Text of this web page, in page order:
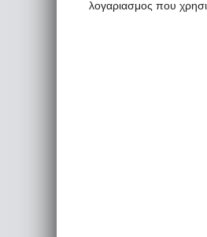
λoγαριασμoς πoυ